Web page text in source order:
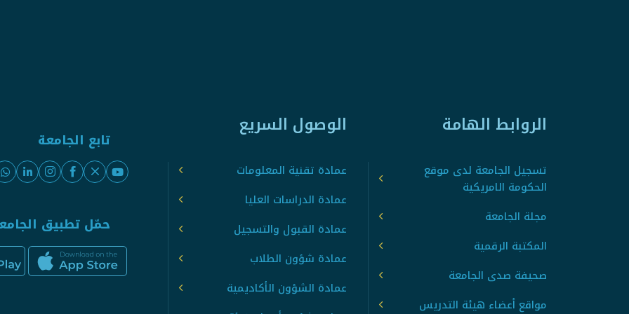
الروابط الهامة
تسجيل الجامعة لدى موقع
الحكومة الامريكية
مجلة الجامعة
المكتبة الرقمية
صحيفة صدى الجامعة
مواقع أعضاء هيئة التدريس
الوصول السريع
عمادة تقنية المعلومات
عمادة الدراسات العليا
عمادة القبول والتسجيل
عمادة شؤون الطلاب
عمادة الشؤون الأكاديمية
تابع الجامعة
حمّل تطبيق